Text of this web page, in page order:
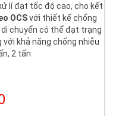
lí đạt tốc độ cao, cho kết
OCSvới thiết kế chống
di chuyển có thể đạt trạng
khả năng chống nhiễu
2 tấn